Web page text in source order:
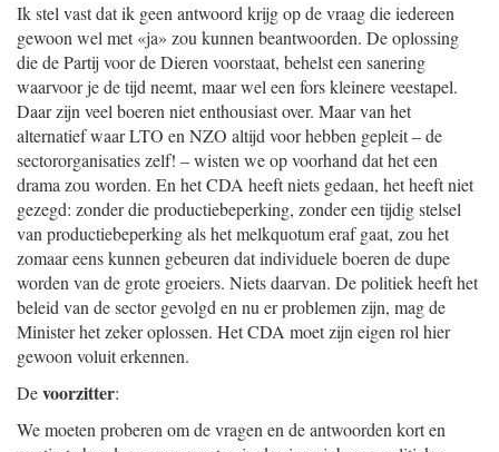
Ik stel vast dat ik geen antwoord krijg op de vraag die iedereen
gewoon wel met «ja» zou kunnen beantwoorden. De oplossing
die de Partij voor de Dieren voorstaat, behelst een sanering
waarvoor je de tijd neemt, maar wel een fors kleinere veestapel.
Daar zijn veel boeren niet enthousiast over. Maar van het
alternatief waar LTO en NZO altijd voor hebben gepleit – de
sectororganisaties zelf! – wisten we op voorhand dat het een
drama zou worden. En het CDA heeft niets gedaan, het heeft niet
gezegd: zonder die productiebeperking, zonder een tijdig stelsel
van productiebeperking als het melkquotum eraf gaat, zou het
zomaar eens kunnen gebeuren dat individuele boeren de dupe
worden van de grote groeiers. Niets daarvan. De politiek heeft het
beleid van de sector gevolgd en nu er problemen zijn, mag de
Minister het zeker oplossen. Het CDA moet zijn eigen rol hier
gewoon voluit erkennen.
Devoorzitter:
We moeten proberen om de vragen en de antwoorden kort en